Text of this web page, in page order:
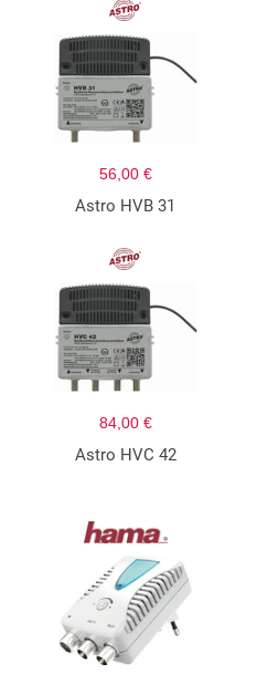
56,00 €
Astro HVB 31
84,00 €
Astro HVC 42